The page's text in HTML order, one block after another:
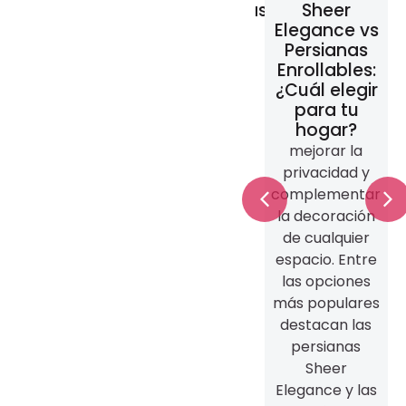
automatizadas:
Sheer
Elegance vs
Persianas
Enrollables:
¿Cuál elegir
para tu
hogar?
mejorar la
privacidad y
complementar
la decoración
de cualquier
espacio. Entre
las opciones
más populares
destacan las
persianas
Sheer
Elegance y las